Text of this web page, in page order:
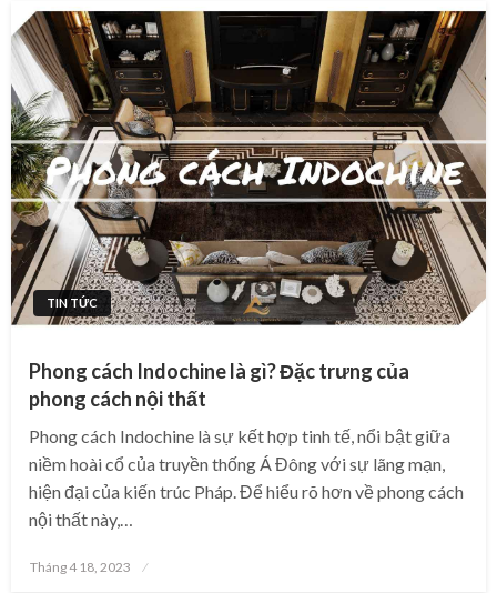
TIN TỨC
Phong cách Indochine là gì? Đặc trưng của
phong cách nội thất
Phong cách Indochine là sự kết hợp tinh tế, nổi bật giữa
niềm hoài cổ của truyền thống Á Đông với sự lãng mạn,
hiện đại của kiến trúc Pháp. Để hiểu rõ hơn về phong cách
nội thất này,…
Posted
Tháng 4 18, 2023